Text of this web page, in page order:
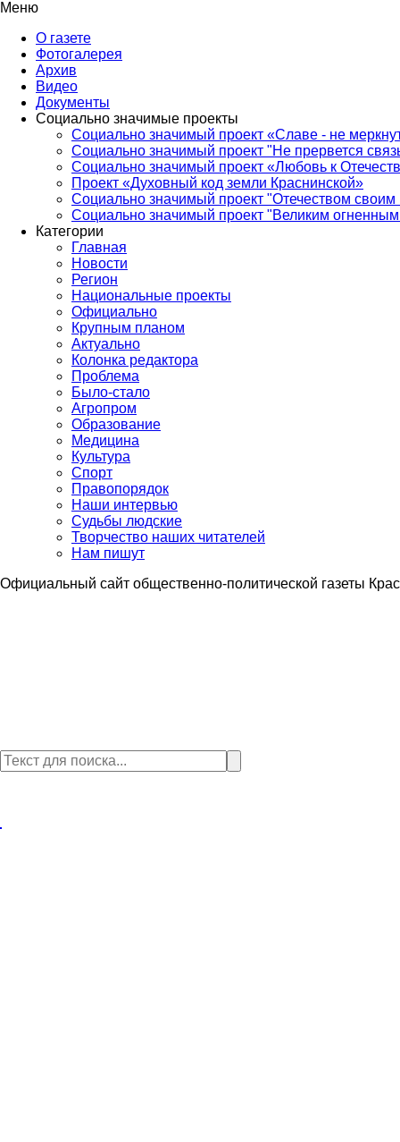
Меню
О газете
Фотогалерея
Архив
Видео
Документы
Социально значимые проекты
Социально значимый проект «Славе - не
Социально значимый проект "Не прервется
Социально значимый проект «Любовь к
Проект «Духовный код земли Краснинской»
Социально значимый проект "Отечеством своим
Социально значимый проект "Великим
Категории
Главная
Новости
Регион
Национальные проекты
Официально
Крупным планом
Актуально
Колонка редактора
Проблема
Было-стало
Агропром
Образование
Медицина
Культура
Спорт
Правопорядок
Наши интервью
Судьбы людские
Творчество наших читателей
Нам пишут
Официальный сайт общественно-политической газеты